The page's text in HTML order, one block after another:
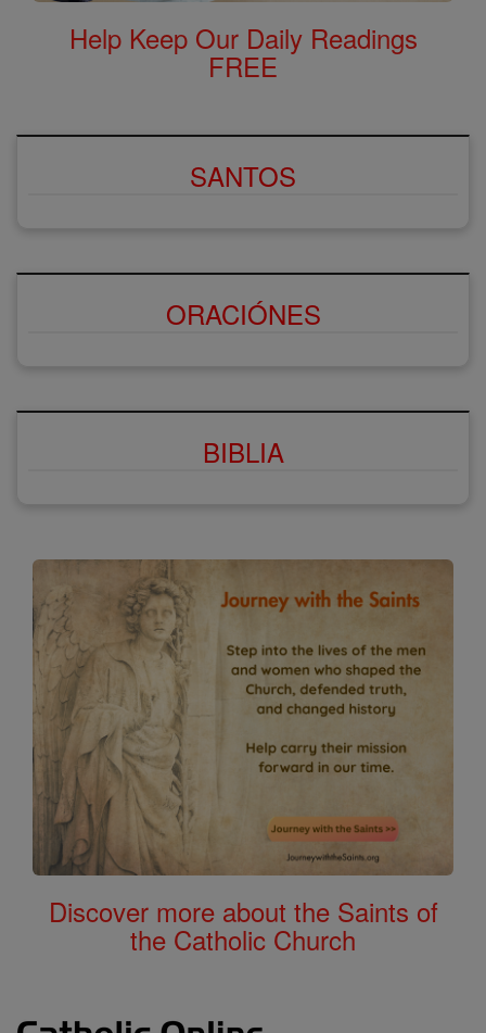
Help Keep Our Daily Readings
FREE
SANTOS
ORACIÓNES
BIBLIA
Discover more about the Saints of
the Catholic Church